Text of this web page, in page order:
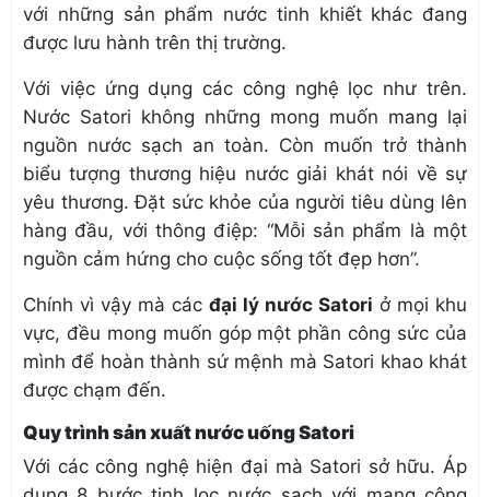
với những sản phẩm nước tinh khiết khác đang
được lưu hành trên thị trường.
Với việc ứng dụng các công nghệ lọc như trên.
Nước Satori không những mong muốn mang lại
nguồn nước sạch an toàn. Còn muốn trở thành
biểu tượng thương hiệu nước giải khát nói về sự
yêu thương. Đặt sức khỏe của người tiêu dùng lên
hàng đầu, với thông điệp: “Mỗi sản phẩm là một
nguồn cảm hứng cho cuộc sống tốt đẹp hơn”.
Chính vì vậy mà các đại lý nước Satori ở mọi khu
vực, đều mong muốn góp một phần công sức của
mình để hoàn thành sứ mệnh mà Satori khao khát
được chạm đến.
Quy trình sản xuất nước uống Satori
Với các công nghệ hiện đại mà Satori sở hữu. Áp